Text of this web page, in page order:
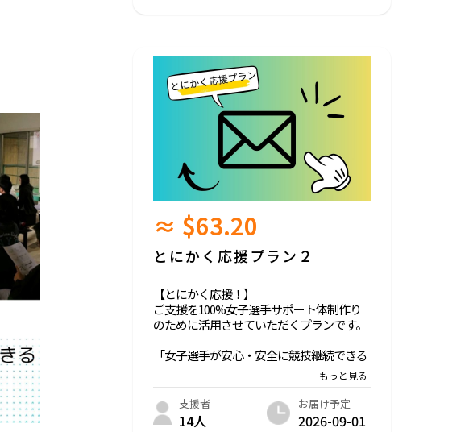
≈ $63.20
とにかく応援プラン２
【とにかく応援！】
ご支援を100%女子選手サポート体制作り
のために活用させていただくプランです。
「女子選手が安心・安全に競技継続できる
サポート体制」の未来に共感していただい
た
ご支援者お一人お一人にお礼のメールをお
送りさせていただきます。
支援者
14人
お届け予定
2026-09-01